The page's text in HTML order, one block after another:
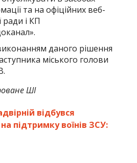
та на офіційних веб-
ради і КП
даного рішення
міського голови
ШІ
відбувся
підтримку воїнів ЗСУ: